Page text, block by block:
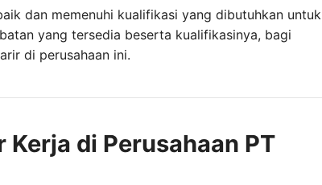
dan memenuhi kualifikasi yang dibutuhkan untuk
yang tersedia beserta kualifikasinya, bagi
di perusahaan ini.
di Perusahaan PT